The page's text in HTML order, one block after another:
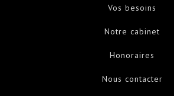
Vos besoins
Notre cabinet
Honoraires
Nous contacter